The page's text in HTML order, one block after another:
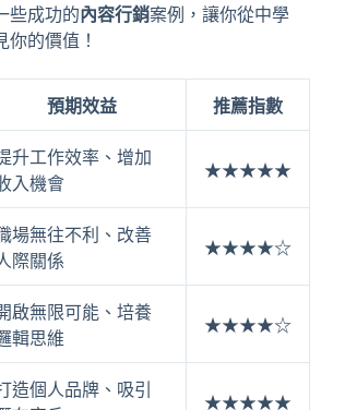
些成功的內容行銷案例，讓你從中學
你的價值！
預期效益 推薦指數
升工作效率、增加
入機會
★★★★★
場無往不利、改善
際關係
★★★★☆
啟無限可能、培養
輯思維
★★★★☆
造個人品牌、吸引
★★★★★